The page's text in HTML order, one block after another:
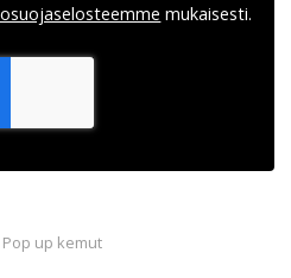
mukaisesti.
up kemut